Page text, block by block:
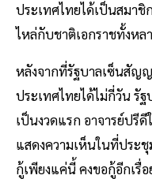
ประเทศไทยได้เป็นสมาชิ
ไหล่กับชาติเอกราชทั้งหล
หลังจากที่รัฐบาลเซ็นสั
ประเทศไทยได้ไม่กี่วัน รั
เป็นงวดแรก อาจารย์ปรี
แสดงความเห็นในที่ประ
กู้เพียงแค่นี้ คงขอกู้อีกเรื่